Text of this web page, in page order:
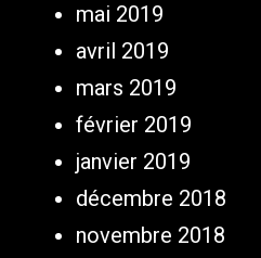
mai 2019
avril 2019
mars 2019
février 2019
janvier 2019
décembre 2018
novembre 2018